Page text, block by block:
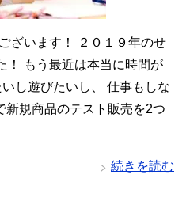
ざいます！ ２０１９年のせ
！ もう最近は本当に時間が
し遊びたいし、 仕事もしな
新規商品のテスト販売を2つ
続きを読む